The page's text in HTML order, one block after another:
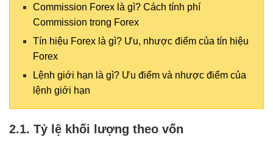
Commission Forex là gì? Cách tính phí
Commission trong Forex
Tín hiệu Forex là gì? Ưu, nhược điểm của tín hiệu
Forex
Lệnh giới hạn là gì? Ưu điểm và nhược điểm của
lệnh giới hạn
2.1. Tỷ lệ khối lượng theo vốn